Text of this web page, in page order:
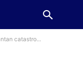
catastro...